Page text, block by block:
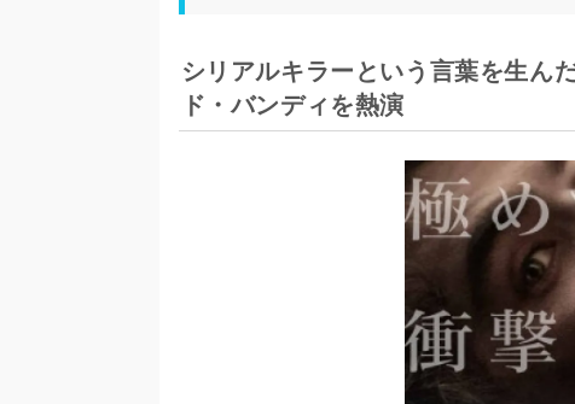
シリアルキラーという言葉を生ん
ド・バンディを熱演